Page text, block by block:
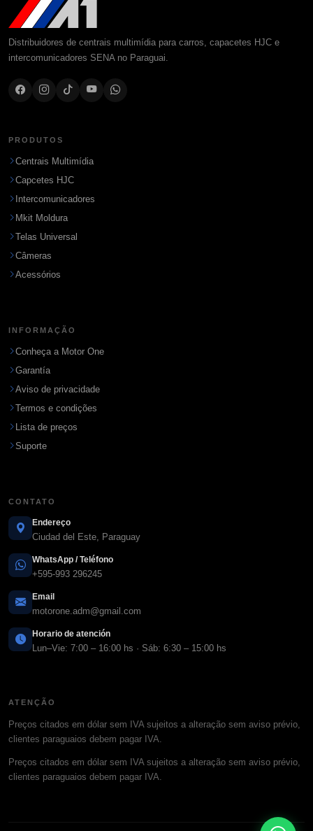
Distribuidores de centrais multimídia para carros, capacetes HJC e
intercomunicadores SENA no Paraguai.
PRODUTOS
Centrais Multimídia
Capcetes HJC
Intercomunicadores
Mkit Moldura
Telas Universal
Câmeras
Acessórios
INFORMAÇÃO
Conheça a Motor One
Garantía
Aviso de privacidade
Termos e condições
Lista de preços
Suporte
CONTATO
Endereço
Ciudad del Este, Paraguay
WhatsApp / Teléfono
+595-993 296245
Email
motorone.adm@gmail.com
Horario de atención
Lun–Vie: 7:00 – 16:00 hs · Sáb: 6:30 – 15:00 hs
ATENÇÃO
Preços citados em dólar sem IVA sujeitos a alteração sem aviso prévio,
clientes paraguaios debem pagar IVA.
Preços citados em dólar sem IVA sujeitos a alteração sem aviso prévio,
clientes paraguaios debem pagar IVA.